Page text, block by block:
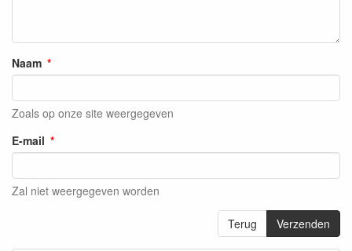
Naam
Zoals op onze site weergegeven
E-mail
Zal niet weergegeven worden
Terug Verzenden